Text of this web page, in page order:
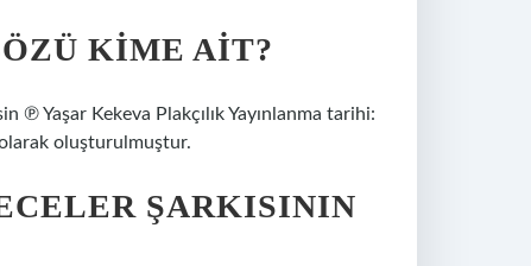
KIME AIT?
℗ Yaşar Kekeva Plakçılık Yayınlanma tarihi:
olarak oluşturulmuştur.
ŞARKISININ